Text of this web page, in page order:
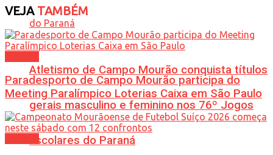
Atletismo de Campo Mourão conquista títulos
gerais masculino e feminino nos 76º Jogos
Escolares do Paraná
VEJATAMBÉM
Paradesporto de Campo Mourão participa do
Meeting Paralímpico Loterias Caixa em São Paulo